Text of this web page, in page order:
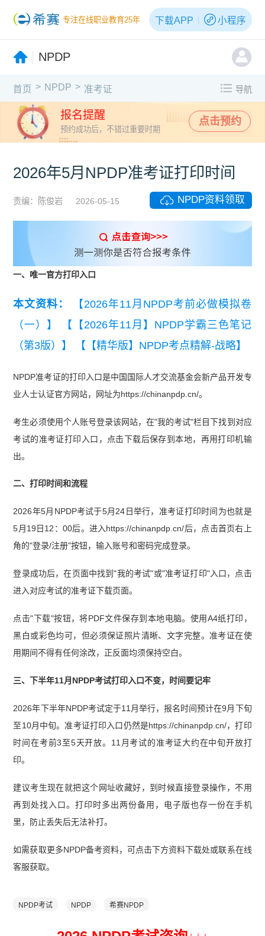
专注在线职业教育25年 下载APP 小程序
NPDP
首页 > NPDP > 准考证 导航
报名提醒
预约成功后，不错过重要时期
点击预约
2026年5月NPDP准考证打印时间
责编：陈俊岩 2026-05-15 NPDP资料领取
一、唯一官方打印入口
本文资料：
【2026年11月NPDP考前必做模拟卷
（一）】
【【2026年11月】NPDP学霸三色笔记
（第3版）】
【【精华版】NPDP考点精解-战略】
NPDP准考证的打印入口是中国国际人才交流基金会新产品开发专
业人士认证官方网站，网址为https://chinanpdp.cn/。
考生必须使用个人账号登录该网站，在"我的考试"栏目下找到对应
考试的准考证打印入口，点击下载后保存到本地，再用打印机输
出。
二、打印时间和流程
2026年5月NPDP考试于5月24日举行，准考证打印时间为也就是
5月19日12：00后。进入https://chinanpdp.cn/后，点击首页右上
角的"登录/注册"按钮，输入账号和密码完成登录。
登录成功后，在页面中找到"我的考试"或"准考证打印"入口，点击
进入对应考试的准考证下载页面。
点击"下载"按钮，将PDF文件保存到本地电脑。使用A4纸打印，
黑白或彩色均可，但必须保证照片清晰、文字完整。准考证在使
用期间不得有任何涂改，正反面均须保持空白。
三、下半年11月NPDP考试打印入口不变，时间要记牢
2026年下半年NPDP考试定于11月举行，报名时间预计在9月下旬
至10月中旬。准考证打印入口仍然是https://chinanpdp.cn/，打印
时间在考前3至5天开放。11月考试的准考证大约在中旬开放打
印。
建议考生现在就把这个网址收藏好，到时候直接登录操作，不用
再到处找入口。打印时多出两份备用，电子版也存一份在手机
里，防止丢失后无法补打。
如需获取更多NPDP备考资料，可点击下方资料下载处或联系在线
客服获取。
NPDP考试 NPDP 希赛NPDP